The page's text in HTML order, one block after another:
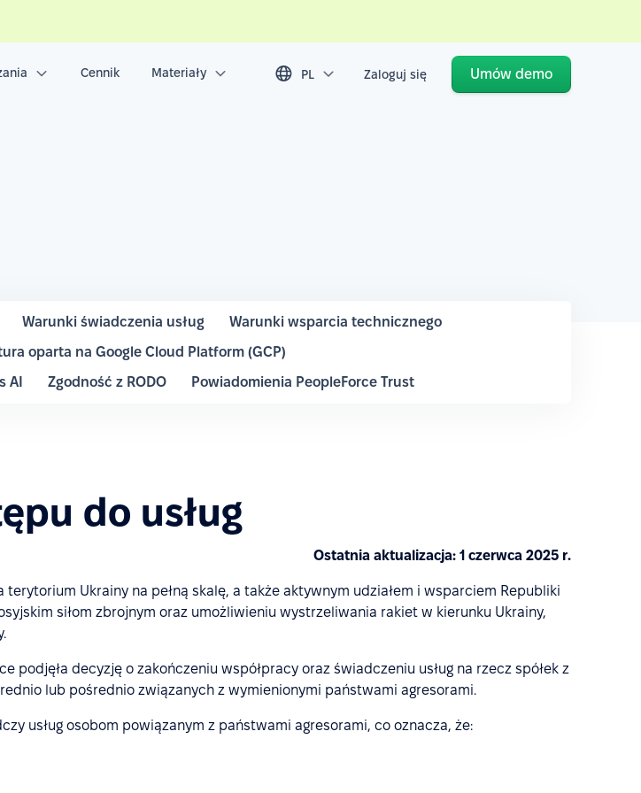
Cennik Materiały PL Zaloguj się Umów demo
Warunki świadczenia usług
Warunki wsparcia technicznego
oparta na Google Cloud Platform (GCP)
AI Zgodność z RODO Powiadomienia PeopleForce Trust
do usług
Ostatnia aktualizacja: 1 czerwca 2025 r.
Ukrainy na pełną skalę, a także aktywnym udziałem i wsparciem Republiki
siłom zbrojnym oraz umożliwieniu wystrzeliwania rakiet w kierunku Ukrainy,
decyzję o zakończeniu współpracy oraz świadczeniu usług na rzecz spółek z
lub pośrednio związanych z wymienionymi państwami agresorami.
usług osobom powiązanym z państwami agresorami, co oznacza, że: